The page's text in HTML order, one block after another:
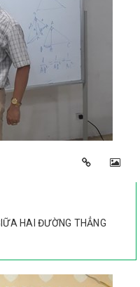
HAI ĐƯỜNG THẲNG